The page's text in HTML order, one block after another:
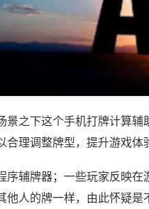
景之下这个手机打牌计算
合理调整牌型，提升游戏体
序辅牌器；一些玩家反映在
他人的牌一样，由此怀疑